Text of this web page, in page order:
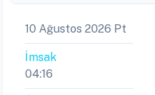
10 Ağustos 2026 Pt
İmsak
04:16